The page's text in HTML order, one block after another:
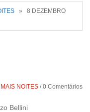
» 8 DEZEMBRO
NOITES /0 Comentários
Bellini